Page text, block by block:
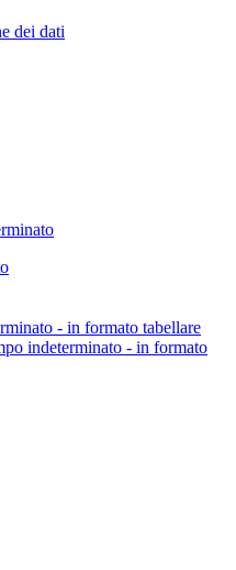
dei dati
- in formato tabellare
indeterminato - in formato